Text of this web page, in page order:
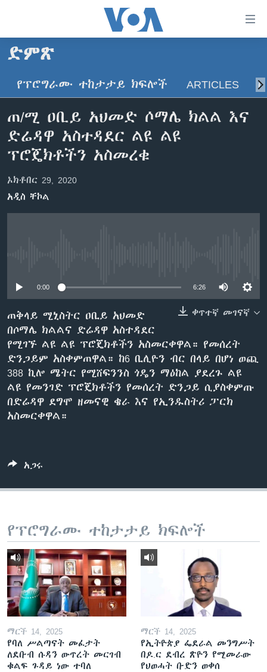
ማገናኛዎች
ዋናው
ይዘት
ወደ
ዋናው
ይዘት
እለፍ
ወደ
ዋናው
ዜና
ኢትዮጵያ
አሜሪካ
ኑሮ በጤንነት
ከምሽቱ ሦስት ሰዓት የአማርኛ ዜና
ቪዲዮ
ክምችት
ቋንቋዎች
ድምጽ
የፕሮግራሙ ተከታታይ ክፍሎች ARTICLES
ጠ/ሚ ዐቢይ አህመድ ሶማሌ ክልል እና
ድሬዳዋ አስተዳደር ልዩ ልዩ
ፕሮጄክቶችን አስመረቁ
ኦክቶበር 29, 2020
አዲስ ቸኮል
0:00 6:26
ቀጥተኛ መገናኛ
ጠቅላይ ሚኒስትር ዐቢይ አህመድ
በሶማሌ ክልልና ድሬዳዋ አስተዳደር
የሚገኙ ልዩ ልዩ ፕሮጄክቶችን አስመርቀዋል። የመሰረት
ድንጋይም አስቀምጠዋል። ከ6 ቢሊዮን ብር በላይ በሆነ ወጪ
388 ኪሎ ሜትር የሚሸፍንንስ ጎዴን ማዕከል ያደረጉ ልዩ
ልዩ የመንገድ ፕሮጄክቶችን የመሰረት ድንጋይ ሲያስቀምጡ
በድሬዳዋ ደግሞ ዘመናዊ ቄራ እና የኢንዱስትሪ ፓርክ
አስመርቀዋል።
አጋሩ
የፕሮግራሙ ተከታታይ ክፍሎች
ማርች 14, 2025
የባለ ሥልጣናት መፈታት
ለደቡብ ሱዳን ውጥረት መርገብ
ቁልፍ ጉዳይ ነው ተባለ
ማርች 14, 2025
የኢትዮጵያ ፌደራል መንግሥት
በዶ.ር ደብረ ጽዮን የሚመራው
የህወሓት ቡድን ወቀሰ